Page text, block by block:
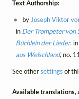
Text Authorship:
by Joseph Viktor
in Der Trompeter von
Büchlein der Lieder,
aus Welschland, no. 11
See othersettings of
Available translations,